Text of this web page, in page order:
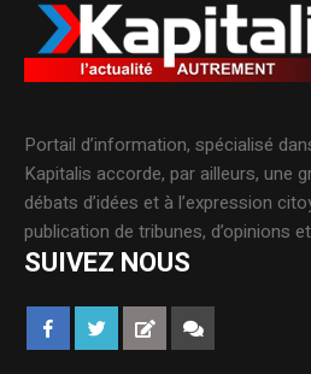
Portail d’information, spécialisé
Kapitalis accorde, par ailleurs, une
débats d’idées et à l’expression
publication de tribunes, d’opinions
SUIVEZ NOUS